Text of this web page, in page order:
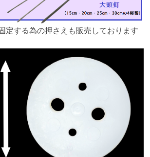
定する為の押さえも販売しております